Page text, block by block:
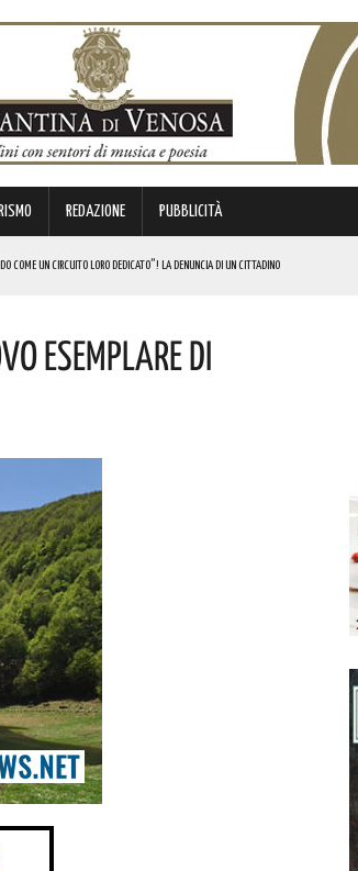
REDAZIONE PUBBLICITÀ
COME UN CIRCUITO LORO DEDICATO”! LA DENUNCIA DI UN CITTADINO
DESIGNER PROFESSIONISTI E STUDENTI. I DETTAGLI
BATTERIE. I DETTAGLI
TERRITORIO NAZIONALE”! I DETTAGLI
Esemplare Di